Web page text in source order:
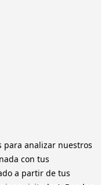
para analizar nuestros
con tus
a partir de tus